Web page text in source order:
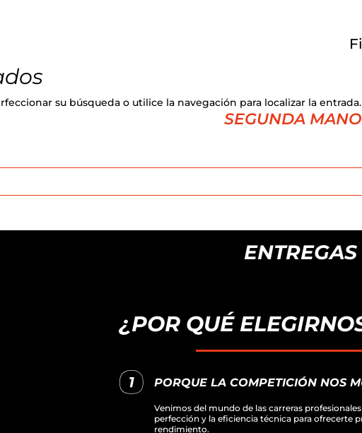
su búsqueda o utilice la navegación para localizar la entrada.
SEGUNDA MANO
ENTREGAS
¿POR QUÉ
PORQUE LA COMPETICIÓN NOS
Venimos del mundo de las carreras
perfección y la eficiencia técnica para ofrecerte
rendimiento.